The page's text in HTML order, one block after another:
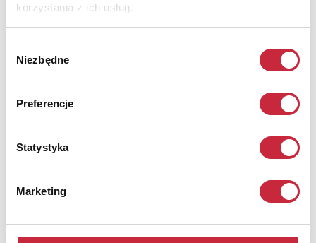
korzystania z ich usług.
zgody
Niezbędne
Preferencje
Statystyka
Marketing
141. Aukcja Sztuki Współczesnej